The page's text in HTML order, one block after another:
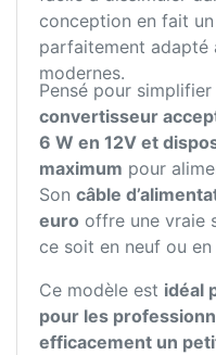
conception en fait
parfaitement adapté
modernes.
Pensé pour
convertisseur
6 W en 12V et
maximum pour
Son câble
euro offre une vraie
ce soit en neuf ou
Ce modèle est idéal
pour les
efficacement un